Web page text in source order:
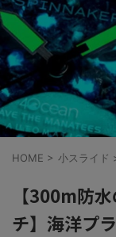
HOME > 小スライド
【300m防
チ】海洋プ